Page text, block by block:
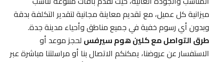
ميزانية كل عميل، مع تقديم معاينة مجانية لتقدير التكلفة بدقة
وبدون أي رسوم خفية في جميع مناطق وأحياء مدينة جدة.
طرق التواصل مع كلين هوم سيرفسلحجز موعد أو
الاستفسار عن عروضنا، يمكنكم الاتصال بنا أو مراسلتنا مباشرة عبر